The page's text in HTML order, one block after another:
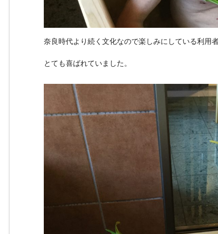
奈良時代より続く文化なので楽しみにしている利用
とても喜ばれていました。